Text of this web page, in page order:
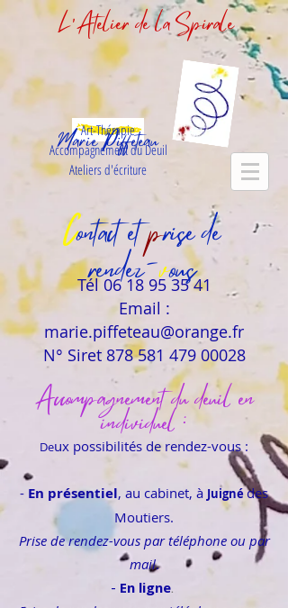
L'Atelier de la Spirale
Art-Thérapie
Accompagnement du Deuil
Ateliers d'écriture
Marie Piffeteau
Contact etprise de
rendez-vous
Tél06 18 95 35 41
Email :
marie.piffeteau@orange.fr
N° Siret 878 581 479 00028
Accompagnement du deuil en
individuel :
Deux possibilités de rendez-vous :
- En présentiel, au cabinet, à Juignédes
Moutiers.
Prise de rendez-vous par téléphone ou par
mail.
- En ligne.